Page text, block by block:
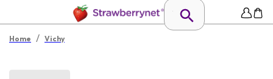
Home / Vichy